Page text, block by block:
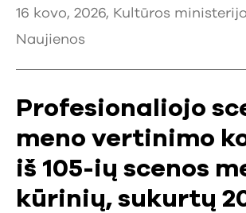
16 kovo, 2026, Kultūros
Naujienos
Profesionaliojo
meno vertinimo
iš 105-ių scenos
kūrinių, sukurtų